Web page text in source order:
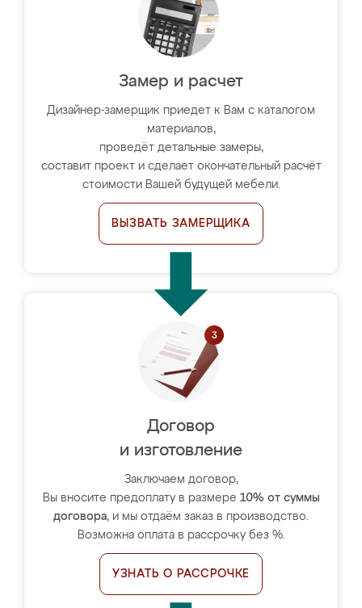
Замер и расчет
Дизайнер-замерщик приедет к Вам с каталогом
материалов,
проведёт детальные замеры,
составит проект и сделает окончательный расчёт
стоимости Вашей будущей мебели.
ВЫЗВАТЬ ЗАМЕРЩИКА
Договор
и изготовление
Заключаем договор,
Вы вносите предоплату в размере 10% от суммы
договора, и мы отдаём заказ в производство.
Возможна оплата в рассрочку без %.
УЗНАТЬ О РАССРОЧКЕ